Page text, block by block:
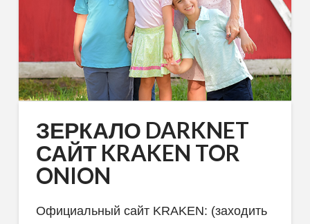
ЗЕРКАЛО DARKNET
САЙТ KRAKEN TOR
ONION
Официальный сайт KRAKEN: (заходить